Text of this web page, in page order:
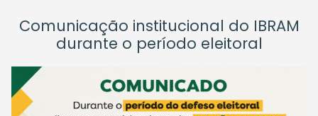
Comunicação institucional do IBRAM
durante o período eleitoral